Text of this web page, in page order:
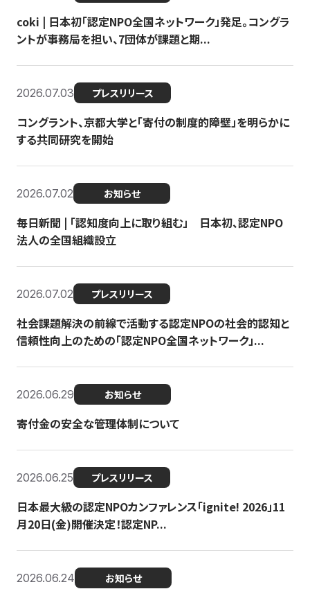
coki | 日本初「認定NPO全国ネットワーク」発足。コングラ
ントが事務局を担い、7団体が課題と期...
2026.07.03 プレスリリース
コングラント、京都大学と「寄付の制度的障壁」を明らかに
する共同研究を開始
2026.07.02 お知らせ
毎日新聞 | 「認知度向上に取り組む」 日本初、認定NPO
法人の全国組織設立
2026.07.02 プレスリリース
社会課題解決の前線で活動する認定NPOの社会的認知と
信頼性向上のための「認定NPO全国ネットワーク」...
2026.06.29 お知らせ
寄付金の安全な管理体制について
2026.06.25 プレスリリース
日本最大級の認定NPOカンファレンス「ignite! 2026」11
月20日(金)開催決定！認定NP...
2026.06.24 お知らせ